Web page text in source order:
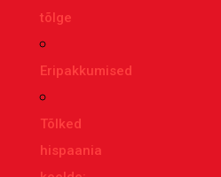
tõlge
Eripakkumised
Tõlked
hispaania